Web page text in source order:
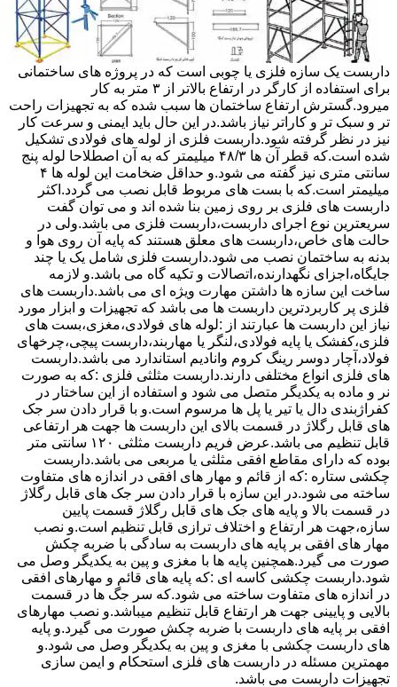
داربست یک سازه فلزی یا چوبی است که در پروژه های ساختمانی
برای استفاده از کارگر در ارتفاع بالاتر از ۳ متر به کار
میرود.گسترش ارتفاع ساختمان ها سبب شده که به تجهیزات راحت
تر و سبک تر و کاراتر نیاز باشد.در این حال باید ایمنی و سرعت کار
نیز در نظر گرفته شود.داربست فلزی از لوله های فولادی تشکیل
شده است.که قطر آن ها ۴۸/۳ میلیمتر که به آن اصطلاحا لوله پنج
سانتی متری نیز گفته می شود.و حداقل ضخامت این لوله ها ۴
میلیمتر است.که با بست های مربوط قابل نصب می گردد.اکثر
داربست های فلزی بر روی زمین بنا شده اند و می توان گفت
سریعترین نوع اجرای داربست،داربست فلزی می باشد.ولی در
حالت های خاص،داربست های معلق هستند که پایه آن روی هوا و
بدنه به ساختمان نصب می شود.داربست فلزی شامل یک یا چند
جایگاه،اجزای نگهدارنده،اتصالات و تکیه گاه می باشد.و لازمه
ساخت این سازه ها داشتن مهارت ویژه ای می باشد.داربست های
فلزی پر کاربردترین داربست ها می باشد که تجهیزات و ابزار مورد
نیاز این داربست ها عبارتند از :لوله های فولادی،مغزی،بست های
فلزی،کفشک یا پایه فولادی،لنگر یا مهاربند،داربست پیچی،چرخهای
فولاد،آچار دوسر رینگ کروم وانادیم استاندارد می باشد.داربست
های فلزی انواع مختلفی دارند.داربست مثلثی فلزی :که به صورت
نر و ماده به یکدیگر متصل می شود و استفاده از این ساختار در
کفراژبندی دال یا تیر یا پل ها مرسوم است.و با قرار دادن سر جک
های قابل رگلاژ در قسمت بالای این داربست ها جهت هر ارتفاعی
قابل تنظیم می باشد.عرض فریم داربست مثلثی ۱۲۰ سانتی متر
بوده که دارای مقاطع افقی مثلثی یا مربعی می باشد.داربست
چکشی ستاره :که از قائم و مهار های افقی در اندازه های متفاوت
ساخته می شود.در این سازه با قرار دادن سر جک های قابل رگلاژ
در قسمت بالا و پایه های جک های قابل رگلاژ قسمت پایین
سازه،جهت هر ارتفاع و اختلاف ترازی قابل تنظیم است.و نصب
مهار های افقی بر پایه های داربست به سادگی با ضربه چکش
صورت می گیرد.همچنین پایه ها با مغزی و پین به یکدیگر وصل می
شود.داربست چکشی کاسه ای :که پایه های قائم و مهارهای افقی
در اندازه های متفاوت ساخته می شود.که سر جگ ها در قسمت
بالایی و پایینی جهت هر ارتفاع قابل تنظیم میباشد.و نصب مهارهای
افقی بر پایه های داربست با ضربه چکش صورت می گیرد.و پایه
های داربست چکشی با مغزی و پین به یکدیگر وصل می شود.و
مهمترین مسئله در داربست های فلزی استحکام و ایمن سازی
تجهیزات داربست می باشد.